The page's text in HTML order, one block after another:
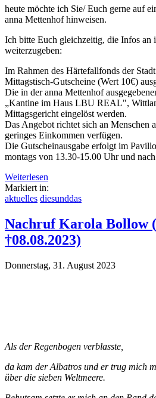
heute möchte ich Sie/ Euch gerne auf
anna Mettenhof hinweisen.
Ich bitte Euch gleichzeitig, die Infos an
weiterzugeben:
Im Rahmen des Härtefallfonds der
Mittagstisch-Gutscheine (Wert 10€)
Die in der anna Mettenhof
„Kantine im Haus LBU REAL",
Mittagsgericht eingelöst werden.
Das Angebot richtet sich an Menschen
geringes Einkommen verfügen.
Die Gutscheinausgabe erfolgt im
montags von 13.30-15.00 Uhr und
Weiterlesen
Markiert in:
aktuelles diesunddas
Nachruf Karola Bollow
†08.08.2023)
Donnerstag, 31. August 2023
Als der Regenbogen verblasste,
da kam der Albatros und er trug mich
über die sieben Weltmeere.